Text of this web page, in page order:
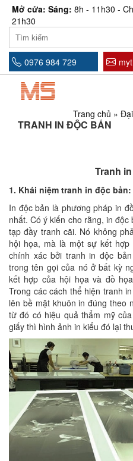
Mở cửa: Sáng: 8h - 11h30 -
21h30
0976 984 729
Trang chủ »
TRANH IN ĐỘC BẢN
Tranh
1. Khái niệm tranh in độc bản:
In độc bản là phương pháp in
nhất. Có ý kiến cho rằng, in
tạp đầy tranh cãi. Nó không
hội họa, mà là một sự kết
chính xác bởi tranh in độc
trong tên gọi của nó ở bất kỳ
kết hợp của hội họa và đồ
Trong các cách thể hiện tranh
lên bề mặt khuôn in đúng theo
từ đó có hiệu quả thẩm mỹ
giấy thì hình ảnh in kiểu đó lại